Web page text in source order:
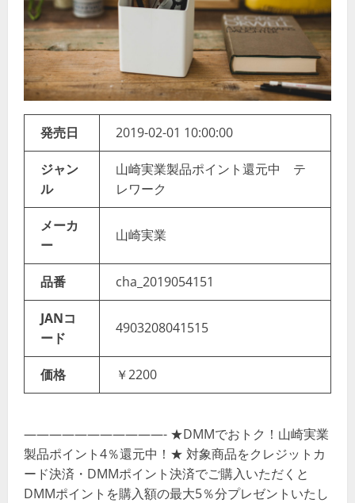
発売日 2019-02-01 10:00:00
ジャン
ル
山崎実業製品ポイント還元中 テ
レワーク
メーカ
ー
山崎実業
品番 cha_2019054151
JANコ
ード
4903208041515
価格 ￥2200
———————————- ★DMMでおトク！山崎実業
製品ポイント4％還元中！★ 対象商品をクレジットカ
ード決済・DMMポイント決済でご購入いただくと
DMMポイントを購入額の最大5％分プレゼントいたし